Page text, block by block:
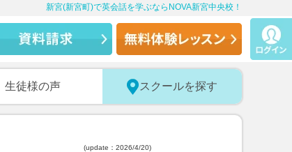
新宮(新宮町)で英会話を学ぶならNOVA新宮中央校！
生徒様の声 スクールを探す
(update：2026/4/20)